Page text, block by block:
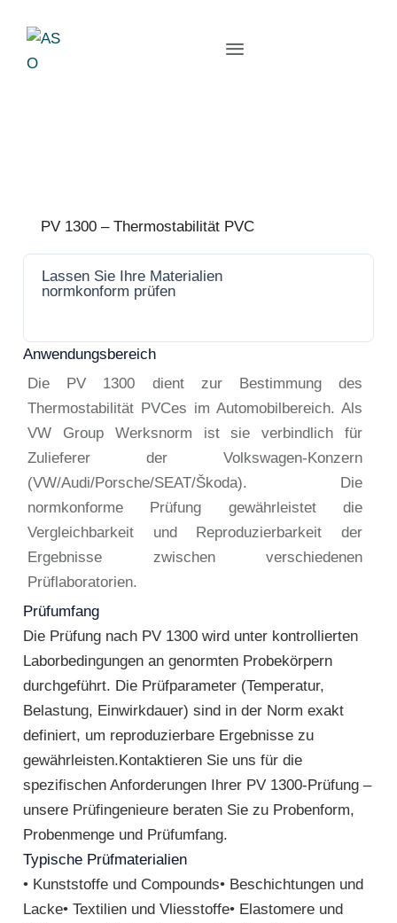
PV 1300 – Thermostabilität PVC
Lassen Sie Ihre Materialien
normkonform prüfen
Anwendungsbereich
Die PV 1300 dient zur Bestimmung des
Thermostabilität PVCes im Automobilbereich. Als
VW Group Werksnorm ist sie verbindlich für
Zulieferer der Volkswagen-Konzern
(VW/Audi/Porsche/SEAT/Škoda). Die
normkonforme Prüfung gewährleistet die
Vergleichbarkeit und Reproduzierbarkeit der
Ergebnisse zwischen verschiedenen
Prüflaboratorien.
Prüfumfang
Die Prüfung nach PV 1300 wird unter kontrollierten
Laborbedingungen an genormten Probekörpern
durchgeführt. Die Prüfparameter (Temperatur,
Belastung, Einwirkdauer) sind in der Norm exakt
definiert, um reproduzierbare Ergebnisse zu
gewährleisten.Kontaktieren Sie uns für die
spezifischen Anforderungen Ihrer PV 1300-Prüfung –
unsere Prüfingenieure beraten Sie zu Probenform,
Probenmenge und Prüfumfang.
Typische Prüfmaterialien
• Kunststoffe und Compounds• Beschichtungen und
Lacke• Textilien und Vliesstoffe• Elastomere und